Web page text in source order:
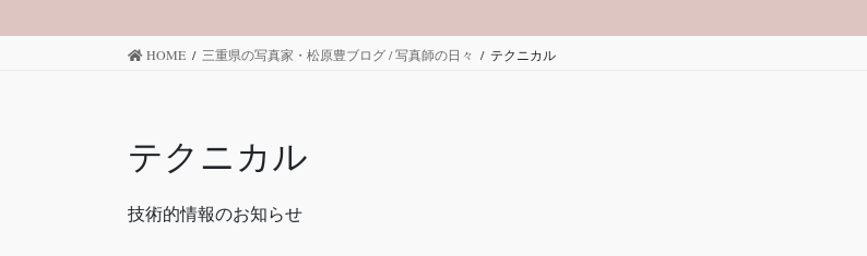
HOME 三重県の写真家・松原豊ブログ / 写真師の日々 テクニカル
テクニカル
技術的情報のお知らせ